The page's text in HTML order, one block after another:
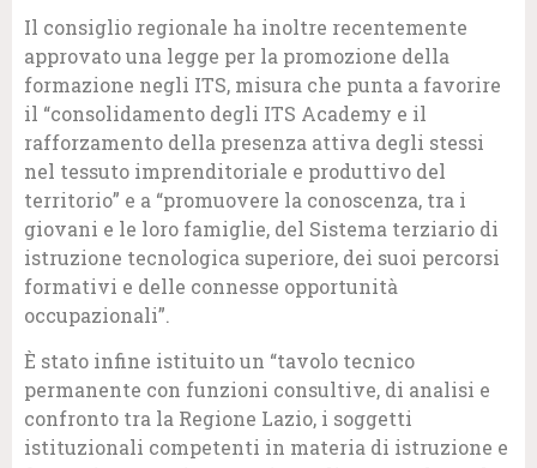
Il consiglio regionale ha inoltre recentemente
approvato una legge per la promozione della
formazione negli ITS, misura che punta a favorire
il “consolidamento degli ITS Academy e il
rafforzamento della presenza attiva degli stessi
nel tessuto imprenditoriale e produttivo del
territorio” e a “promuovere la conoscenza, tra i
giovani e le loro famiglie, del Sistema terziario di
istruzione tecnologica superiore, dei suoi percorsi
formativi e delle connesse opportunità
occupazionali”.
È stato infine istituito un “tavolo tecnico
permanente con funzioni consultive, di analisi e
confronto tra la Regione Lazio, i soggetti
istituzionali competenti in materia di istruzione e